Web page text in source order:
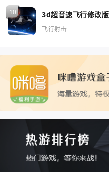
3d超音速飞行修改版
飞行射击